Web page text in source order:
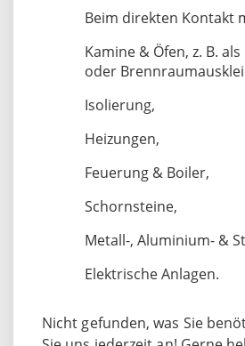
Beim direkten Kontakt
Kamine & Öfen, z. B.
oder
Isolierung,
Heizungen,
Feuerung & Boiler,
Schornsteine,
Metall-, Aluminium- &
Elektrische Anlagen.
Nicht gefunden, was Sie